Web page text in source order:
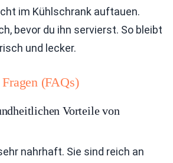
im Kühlschrank auftauen.
bevor du ihn servierst. So bleibt
und lecker.
(FAQs)
Vorteile von
nahrhaft. Sie sind reich an